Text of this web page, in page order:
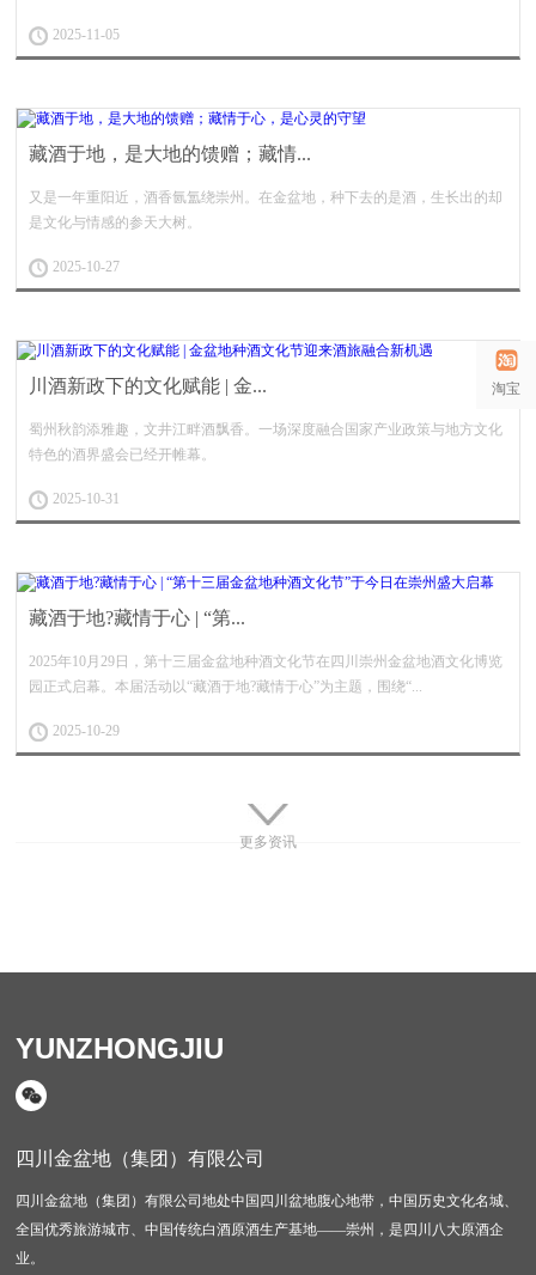
淘宝
2025-11-05
藏酒于地，是大地的馈赠；藏情...
又是一年重阳近，酒香氤氲绕崇州。在金盆地，种下去的是酒，生长出的却
是文化与情感的参天大树。
2025-10-27
川酒新政下的文化赋能 | 金...
蜀州秋韵添雅趣，文井江畔酒飘香。一场深度融合国家产业政策与地方文化
特色的酒界盛会已经开帷幕。
2025-10-31
藏酒于地?藏情于心 | “第...
2025年10月29日，第十三届金盆地种酒文化节在四川崇州金盆地酒文化博览
园正式启幕。本届活动以“藏酒于地?藏情于心”为主题，围绕“...
2025-10-29
更多资讯
YUNZHONGJIU
四川金盆地（集团）有限公司
四川金盆地（集团）有限公司地处中国四川盆地腹心地带，中国历史文化名城、
全国优秀旅游城市、中国传统白酒原酒生产基地——崇州，是四川八大原酒企
业。